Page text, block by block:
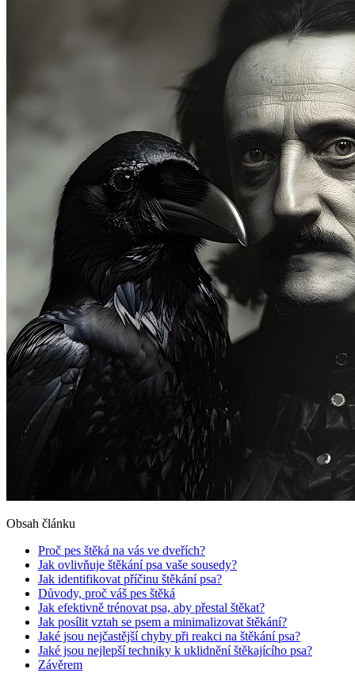
Obsah článku
Proč pes štěká na vás ve dveřích?
Jak ovlivňuje štěkání psa vaše sousedy?
Jak identifikovat příčinu štěkání psa?
Důvody, proč váš pes štěká
Jak efektivně trénovat psa, aby přestal štěkat?
Jak posílit vztah se psem a minimalizovat štěkání?
Jaké jsou nejčastější chyby při reakci na štěkání psa?
Jaké jsou nejlepší techniky k uklidnění štěkajícího psa?
Závěrem